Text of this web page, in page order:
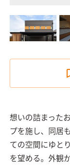
想いの詰まった
プを施し、同居
ての空間にゆと
を望める。外観